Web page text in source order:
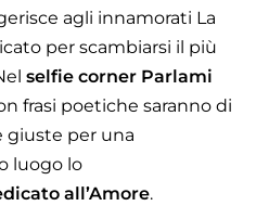
agli innamorati La
per scambiarsi il più
selfie corner Parlami
frasi poetiche saranno di
giuste per una
luogo lo
all’Amore.